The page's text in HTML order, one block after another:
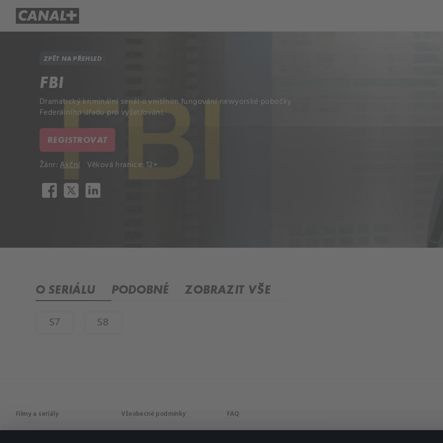
ZPĚT NA PŘEHLED
FBI
Dramatický kriminální seriál o vnitřním fungování newyorské pobočky
Federálního úřadu pro vyšetřování.
REGISTROVAT
Žánr:Akční Věková hranice: 12+
O SERIÁLU PODOBNÉ ZOBRAZIT VŠE
S7 S8
Filmy a seriály Všeobecné podmínky FAQ